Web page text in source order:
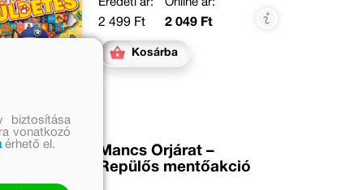
Eredeti ár:
2 499 Ft
Online ár:
2 049 Ft
Kosárba
Mancs Őrjárat –
Repülős mentőakció
biztosítása
vonatkozó
érhető el.